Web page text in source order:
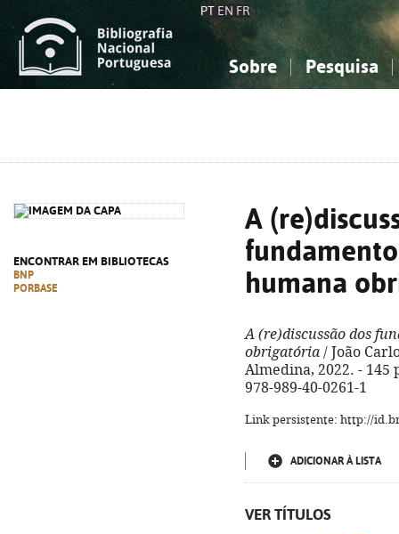
PT EN FR
Sobre Pesquisa
ENCONTRAR EM BIBLIOTECAS
BNP
PORBASE
A
humana
A (re)discussão dos
obrigatória / João
Almedina, 2022. - 145
978-989-40-0261-1
Link persistente: http://
ADICIONAR À LISTA
VER TÍTULOS